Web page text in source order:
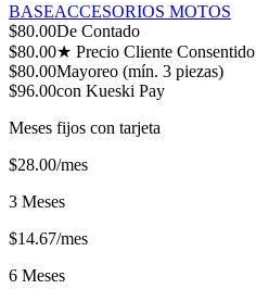
BASEACCESORIOS MOTOS
$80.00De Contado
$80.00★ Precio Cliente Consentido
$80.00Mayoreo (mín. 3 piezas)
$96.00con Kueski Pay
Meses fijos con tarjeta
$28.00/mes
3 Meses
$14.67/mes
6 Meses